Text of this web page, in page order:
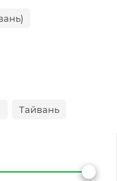
Тайвань